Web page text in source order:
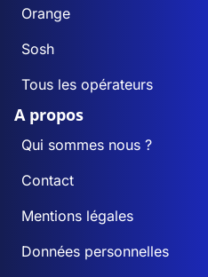
Orange
Sosh
Tous les opérateurs
A propos
Qui sommes nous ?
Contact
Mentions légales
Données personnelles